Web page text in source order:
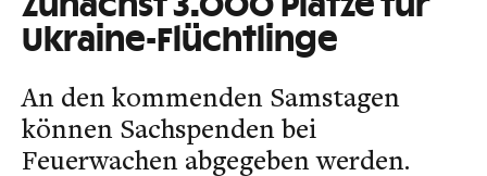
Zunächst 3.000 Plätze für
Ukraine-Flüchtlinge
An den kommenden Samstagen
können Sachspenden bei
Feuerwachen abgegeben werden.